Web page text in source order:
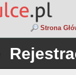
Strona